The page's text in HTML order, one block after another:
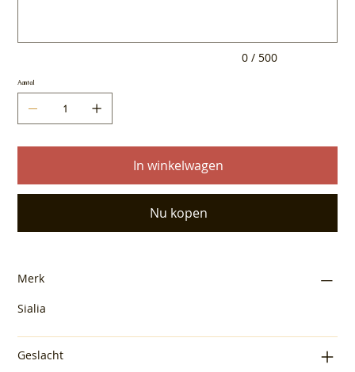
0 / 500
Aantal
In winkelwagen
Nu kopen
Merk
Sialia
Geslacht